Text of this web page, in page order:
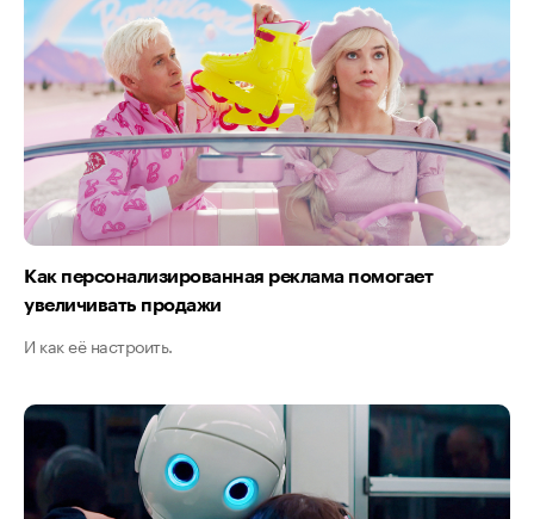
Как персонализированная реклама помогает
увеличивать продажи
И как её настроить.